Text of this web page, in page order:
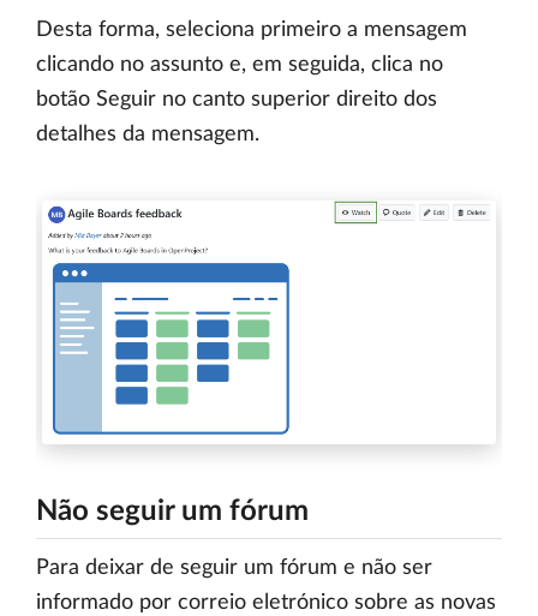
Desta forma, seleciona primeiro a mensagem
clicando no assunto e, em seguida, clica no
botão Seguir no canto superior direito dos
detalhes da mensagem.
Não seguir um fórum
Para deixar de seguir um fórum e não ser
informado por correio eletrónico sobre as novas